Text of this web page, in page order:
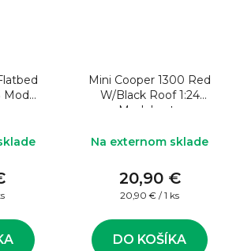
Model
Mini Cooper 1300 Red
W/Black Roof 1:24
Model auta
Na externom sklade
20,90 €
Jednotková
20,90 € / 1 ks
DO KOŠÍKA